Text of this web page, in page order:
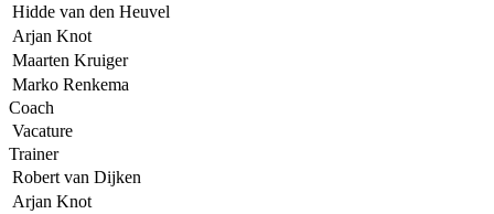
Hidde van den Heuvel
Arjan Knot
Maarten Kruiger
Marko Renkema
Coach
Vacature
Trainer
Robert van Dijken
Arjan Knot